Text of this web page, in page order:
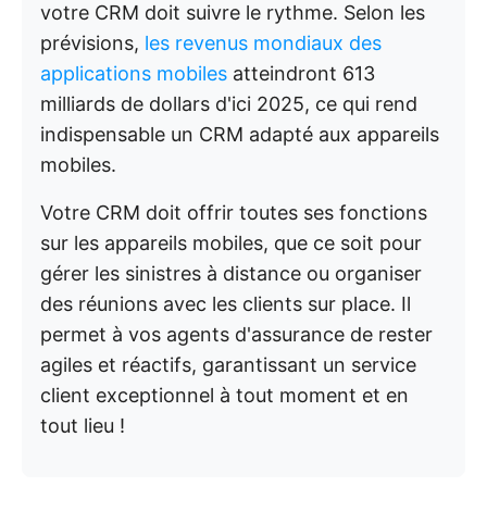
votre CRM doit suivre le rythme. Selon les
prévisions, les revenus mondiaux des
applications mobiles atteindront 613
milliards de dollars d'ici 2025, ce qui rend
indispensable un CRM adapté aux appareils
mobiles.
Votre CRM doit offrir toutes ses fonctions
sur les appareils mobiles, que ce soit pour
gérer les sinistres à distance ou organiser
des réunions avec les clients sur place. Il
permet à vos agents d'assurance de rester
agiles et réactifs, garantissant un service
client exceptionnel à tout moment et en
tout lieu !